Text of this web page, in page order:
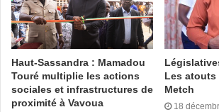
cérémonie de consolidation d’unité et
Aboubacar Al Syddick à Bouaké
Haut-Sassandra : Mamadou
Touré multiplie les actions
sociales et infrastructures de
proximité à Vavoua
Les atouts
Metch
18